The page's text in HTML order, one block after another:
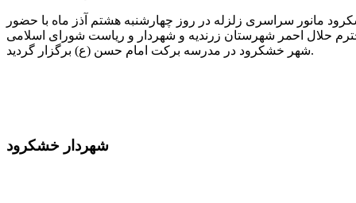
مانور سراسری زلزله در روز چهارشنبه هشتم آذز ماه با حضور
حلال احمر شهرستان زرندیه و شهردار و ریاست شورای اسلامی
شهر خشکرود در مدرسه برکت امام حسن (ع) برگزار گردید.
شهردار خشکرود